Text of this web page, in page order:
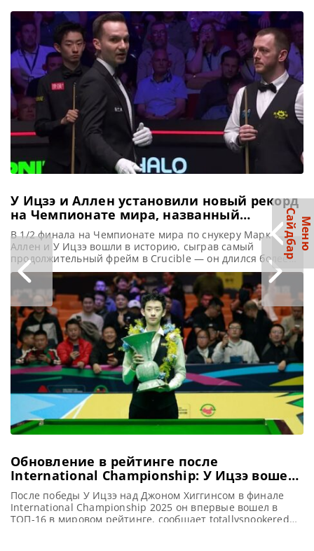
У Ицзэ и Аллен установили новый рекорд
на Чемпионате мира, названный
«позором снукера»
В 1/2 финала на Чемпионате мира по снукеру Марк
Аллен и У Ицзэ вошли в историю, сыграв самый
продолжительный фрейм в Crucible — он длился более
100 минут. Эпизод вызвал бурные обсуждения среди
игроков, экспертов и болельщиков, сообщает metrouk
Марк Аллен и У Ицзэ установили своеобразный рекорд,
сыграв самый продолжительный фрейм в истории
Crucible. Этот
Обновление в рейтинге после
International Championship: У Ицзэ вошел
в ТОП-16
После победы У Ицзэ над Джоном Хиггинсом в финале
International Championship 2025 он впервые вошел в
ТОП-16 в мировом рейтинге, сообщает totallysnookered
М
е
н
ю
Са
й
д
б
а
р